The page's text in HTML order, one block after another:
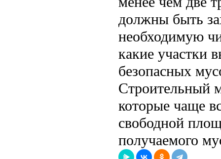
должны быть
необходимую
какие участки
безопасных
Строительный
которые чаще
свободной
получаемого